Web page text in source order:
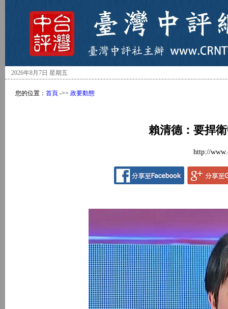
2026年8月7日 星期五
您的位置： 首頁 ->> 政要動態
賴清德：要捍
http://